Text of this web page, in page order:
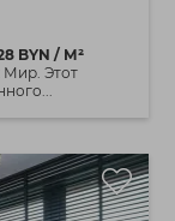
BYN / М²
Этот